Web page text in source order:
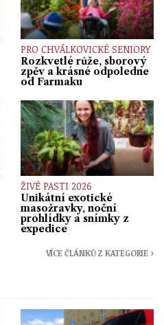
PRO CHVÁLKOVICKÉ SENIORY
Rozkvetlé růže, sborový
zpěv a krásné odpoledne
od Farmaku
ŽIVÉ PASTI 2026
Unikátní exotické
masožravky, noční
prohlídky a snímky z
expedice
VÍCE ČLÁNKŮ Z KATEGORIE ›